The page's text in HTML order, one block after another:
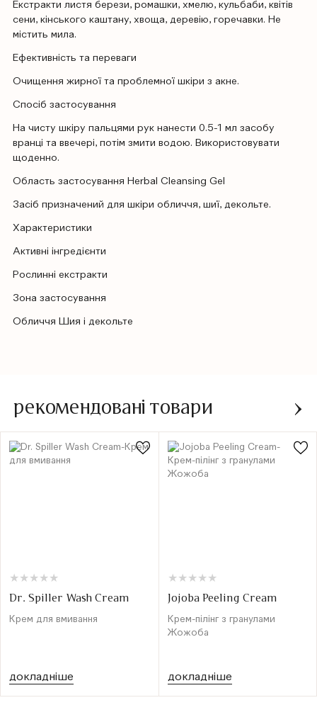
Екстракти листя берези, ромашки, хмелю, кульбаби, квітів
сени, кінського каштану, хвоща, деревію, горечавки. Не
містить мила.
Ефективність та переваги
Очищення жирної та проблемної шкіри з акне.
Спосіб застосування
На чисту шкіру пальцями рук нанести 0.5-1 мл засобу
вранці та ввечері, потім змити водою. Використовувати
щоденно.
Область застосування Herbal Cleansing Gel
Засіб призначений для шкіри обличчя, шиї, декольте.
Характеристики
Активні інгредієнти
Рослинні екстракти
Зона застосування
Обличчя Шия і декольте
рекомендовані товари
★
★ ★
★ ★
★ ★
★ ★
★
Dr. Spiller Wash Cream
Крем для вмивання
докладніше
★
★ ★
★ ★
★ ★
★ ★
★
Jojoba Peeling Cream
Крем-пілінг з гранулами
Жожоба
докладніше